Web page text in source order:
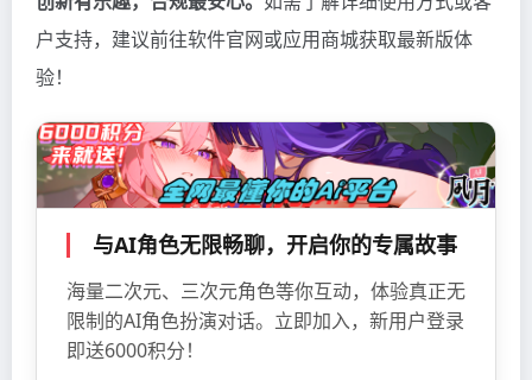
户支持，建议前往软件官网或应用商城获取最新版体
验！
与AI角色无限畅聊，开启你的专属故事
海量二次元、三次元角色等你互动，体验真正无
限制的AI角色扮演对话。立即加入，新用户登录
即送6000积分！